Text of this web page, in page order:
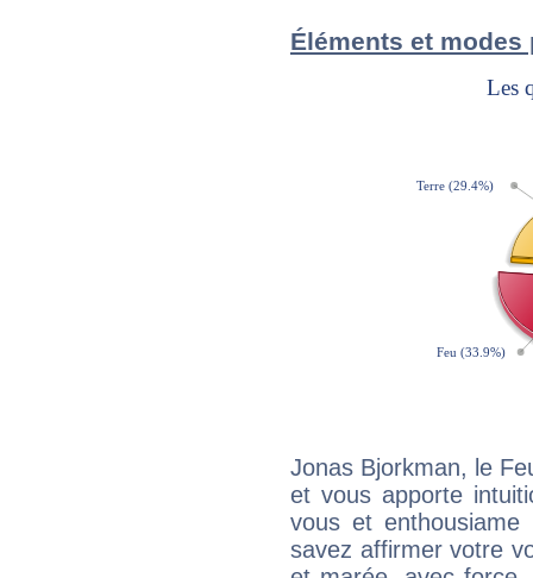
Éléments et
Jonas Bjorkman, le
et vous apporte
vous et
savez affirmer votre